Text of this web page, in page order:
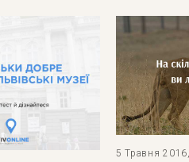
5 Травня